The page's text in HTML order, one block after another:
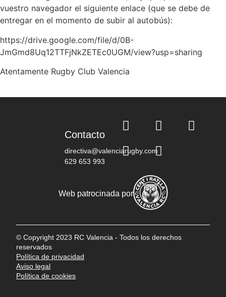
vuestro navegador el siguiente enlace (que se debe de
entregar en el momento de subir al autobús):
https://drive.google.com/file/d/0B-
JmGmd8Uq12TTFjNkZETEc0UGM/view?usp=sharing
Atentamente Rugby Club Valencia
Contacto
directiva@valenciarugby.com
629 653 993
Web patrocinada por
© Copyright 2023 RC Valencia - Todos los derechos
reservados
Política de privacidad
Aviso legal
Política de cookies